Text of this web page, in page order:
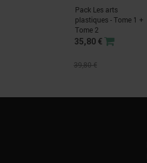
Pack Les arts
plastiques - Tome 1 +
Tome 2
35,80 €
39,80 €